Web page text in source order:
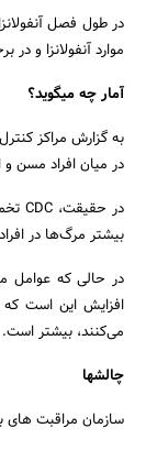
در طول فصل
موارد آنفولانزا و
آمار چه میگوید؟
در میان افراد مسن و
بیشتر مرگ‌ها در افراد بالای 65 سال
در حالی که عوامل
افزایش این است که
می‌کنند، بیشتر است.
چالشها
سازمان مراقبت های